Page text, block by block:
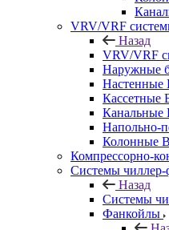
VRV/VRF
Назад
VRV/VRF
Наружные
Настенные
Кассетные
Канальные
Напольно-
Колонные
Компрессорно-
Системы чиллер-
Назад
Системы
Фанкойлы